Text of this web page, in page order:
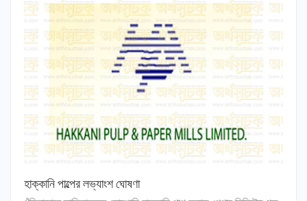
হাক্কানি পাল্পের লভ্যাংশ ঘোষণা